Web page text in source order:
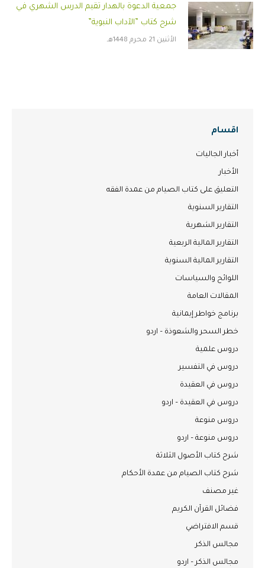
جمعية الدعوة بالهدار تقيم الدرس الشهري في
شرح كتاب ”الآداب النبوية”
الأثنين 21 محرم 1448هـ
اقسام
أخبار الجاليات
الأخبار
التعليق على كتاب الصيام من عمدة الفقه
التقارير السنوية
التقارير الشهرية
التقارير المالية الربعية
التقارير المالية السنوية
اللوائح والسياسات
المقالات العامة
برنامج خواطر إيمانية
خطر السحر والشعوذة – اردو
دروس علمية
دروس في التفسير
دروس في العقيدة
دروس في العقيدة – اردو
دروس منوعة
دروس منوعة – اردو
شرح كتاب الأصول الثلاثة
شرح كتاب الصيام من عمدة الأحكام
غير مصنف
فضائل القرآن الكريم
قسم الافتراضي
مجالس الذكر
مجالس الذكر – اردو